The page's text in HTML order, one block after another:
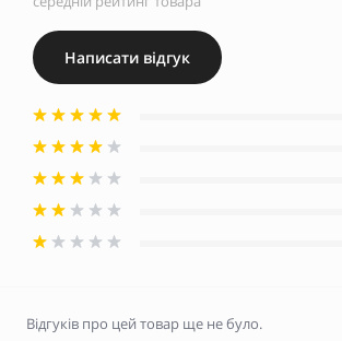
Написати відгук
Відгуків про цей товар ще не було.